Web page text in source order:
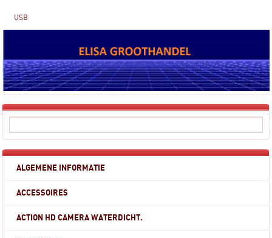
USB
ALGEMENE INFORMATIE
ACCESSOIRES
ACTION HD CAMERA WATERDICHT.